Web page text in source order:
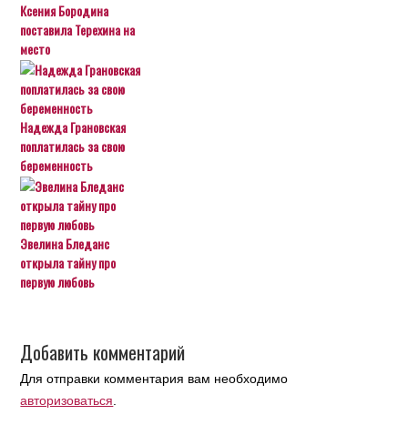
Ксения Бородина
поставила Терехина на
место
Надежда Грановская
поплатилась за свою
беременность
Эвелина Бледанс
открыла тайну про
первую любовь
Добавить комментарий
Для отправки комментария вам необходимо
авторизоваться